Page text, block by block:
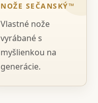
NOŽE SEČANSKÝ™
Vlastné nože
vyrábané s
myšlienkou na
generácie.